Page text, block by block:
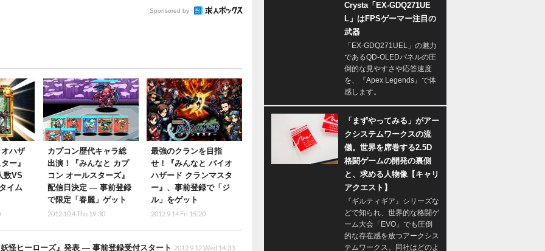
Sponsored by
ハザ
ー』
数VS
イム
カプコン歴代キャラ総
出演！『みんなと カプ
コン オールスターズ』
配信日決定 ― 事前登録
で限定「春麗」ゲット
2012.10.4 Thu 19:30
最強のクランを目指
せ！『みんなと バイオ
ハザード クランマスタ
ー』、事前登録で「ジ
ル」をゲット
2012.9.14 Fri 15:20
怪ヒーローズ』発表 ― 事前登録受付スタート 2012.9.12 Wed 14:33
Crysta「EX-GDQ271UE
L」はFPSゲーマー注目の
武器
「EX-GDQ271UEL」の魅力
であるQD-OLEDパネルの圧
倒的な見やすさや応答速度
を、『Apex Legends』で体
感します。
「まずやってみる」がアー
クシステムワークスの流
儀。世界を席巻する2.5D
格闘ゲームの開発の裏側
と、求める人物像【キャリ
アクエスト】
『ギルティギア』シリーズな
どで知られ、世界的な格闘ゲ
ーム大会「EVO」でも圧倒
的な存在感を放つアークシス
テムワークス。同社はどのよ